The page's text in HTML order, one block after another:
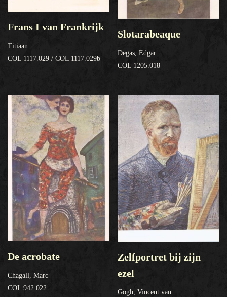
Frans I van Frankrijk
Titiaan
COL 1117.029 / COL 1117.029b
Slotarabeaque
Degas, Edgar
COL 1205.018
De acrobate
Chagall, Marc
COL 942.022
Zelfportret bij zijn
ezel
Gogh, Vincent van